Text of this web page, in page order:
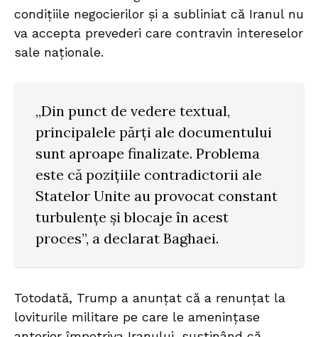
condițiile negocierilor și a subliniat că Iranul nu
va accepta prevederi care contravin intereselor
sale naționale.
„Din punct de vedere textual,
principalele părți ale documentului
sunt aproape finalizate. Problema
este că pozițiile contradictorii ale
Statelor Unite au provocat constant
turbulențe și blocaje în acest
proces”, a declarat Baghaei.
Totodată, Trump a anunțat că a renunțat la
loviturile militare pe care le amenințase